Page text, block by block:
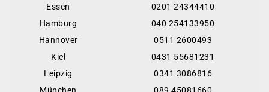
Essen
0201 24344410
Hamburg
040 254133950
Hannover
0511 2600493
Kiel
0431 55681231
Leipzig
0341 3086816